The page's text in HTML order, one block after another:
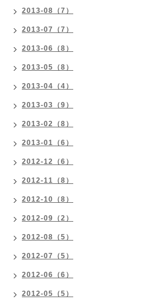
2013-08（7）
2013-07（7）
2013-06（8）
2013-05（8）
2013-04（4）
2013-03（9）
2013-02（8）
2013-01（6）
2012-12（6）
2012-11（8）
2012-10（8）
2012-09（2）
2012-08（5）
2012-07（5）
2012-06（6）
2012-05（5）